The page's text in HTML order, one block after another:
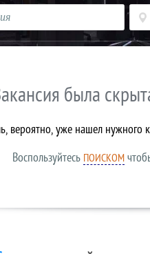
была
вероятно, уже нашел нужного
Воспользуйтесь ПОИСКОМ